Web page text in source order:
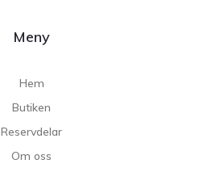
Meny
Hem
Butiken
Reservdelar
Om oss